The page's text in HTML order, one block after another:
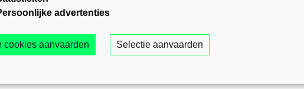
advertenties
cookies aanvaarden Selectie aanvaarden